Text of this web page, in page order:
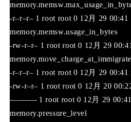
-r–r–r– 1 root root 0 12月 29 00:41
memory.memsw.usage_in_bytes
-rw-r–r– 1 root root 0 12月 29 00:41
memory.move_charge_at_immigrate
-r–r–r– 1 root root 0 12月 29 00:41
-rw-r–r– 1 root root 0 12月 20
———- 1 root root 0 12月 29 00:41
memory.pressure_level